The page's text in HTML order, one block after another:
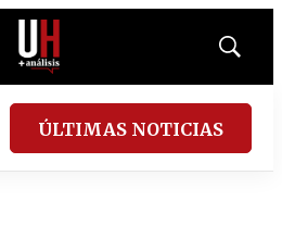
Mostrar
ÚLTIMAS NOTICIAS